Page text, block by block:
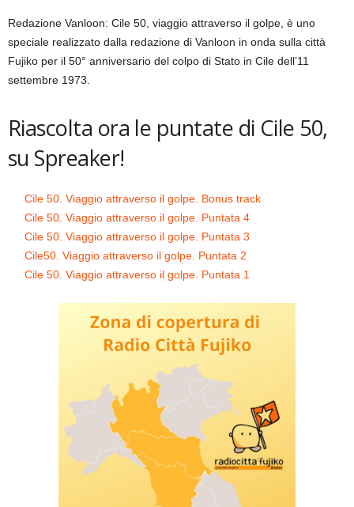
Redazione Vanloon: Cile 50, viaggio attraverso il golpe, è uno
speciale realizzato dalla redazione di Vanloon in onda sulla città
Fujiko per il 50° anniversario del colpo di Stato in Cile dell’11
settembre 1973.
Riascolta ora le puntate di Cile 50,
su Spreaker!
Cile 50. Viaggio attraverso il golpe. Bonus track
Cile 50. Viaggio attraverso il golpe. Puntata 4
Cile 50. Viaggio attraverso il golpe. Puntata 3
Cile50. Viaggio attraverso il golpe. Puntata 2
Cile 50. Viaggio attraverso il golpe. Puntata 1